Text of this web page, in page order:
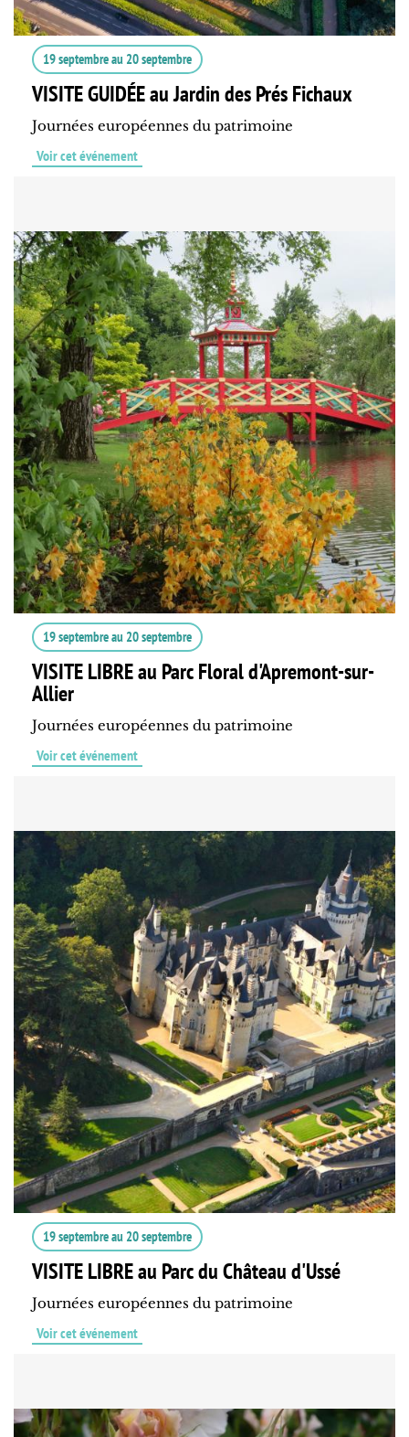
19 septembreau 20 septembre
VISITE GUIDÉE au Jardin des Prés Fichaux
Journées européennes du patrimoine
Voir cet événement
19 septembreau 20 septembre
VISITE LIBRE au Parc Floral d'Apremont-sur-
Allier
Journées européennes du patrimoine
Voir cet événement
19 septembreau 20 septembre
VISITE LIBRE au Parc du Château d'Ussé
Journées européennes du patrimoine
Voir cet événement